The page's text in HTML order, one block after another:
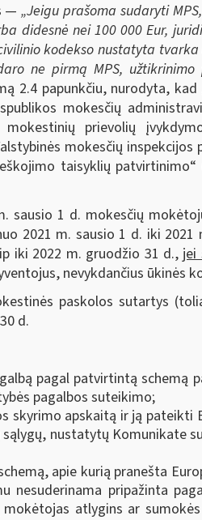
—„Jeigu prašoma sudaryti
didesnė nei 100 000 Eur,
kodekso nustatyta
ne pirmą MPS,
2.4 papunkčiu, nurodyta,
mokesčių
prievolių
mokesčių
taisyklių
sausio 1 d. mokesčių
2021 m. sausio 1 d. iki
iki 2022 m. gruodžio 31 d., jei
nevykdančius ūkinės
paskolos sutartys
d.
pagal patvirtintą schemą
pagalbos suteikimo;
skyrimo apskaitą ir ją
nustatytų Komunikate
apie kurią pranešta
pripažinta
atlygins ar